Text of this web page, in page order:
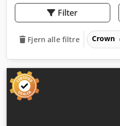
Filter
Fjern alle filtre Crown